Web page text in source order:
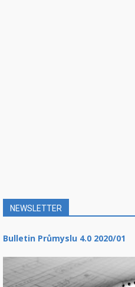
NEWSLETTER
Bulletin Průmyslu 4.0 2020/01